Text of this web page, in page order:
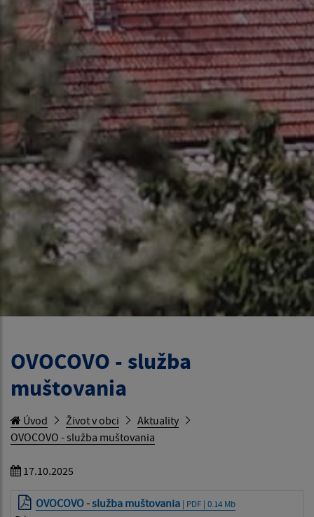
OVOCOVO - služba
muštovania
Úvod Život v obci
Aktuality
OVOCOVO - služba muštovania
17.10.2025
OVOCOVO - služba muštovania | PDF | 0.14 Mb